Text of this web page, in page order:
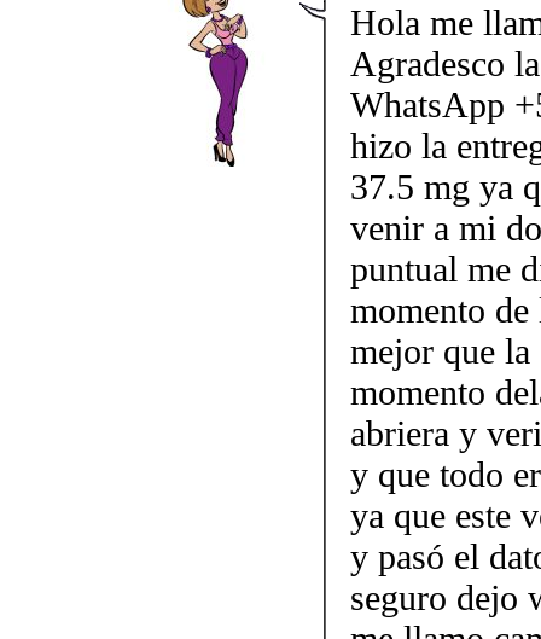
Hola me
Agradesco
WhatsApp
hizo la
37.5 mg ya
venir a mi
puntual me
momento de
mejor que la
momento
abriera y
y que todo
ya que este
y pasó el
seguro dejo